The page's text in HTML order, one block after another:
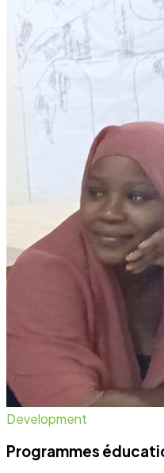
Development
Programmes
Notre Quotidien
Activités au
Nous intervenons sur
développement
comment nous agissons
Programmes
Activité régulière